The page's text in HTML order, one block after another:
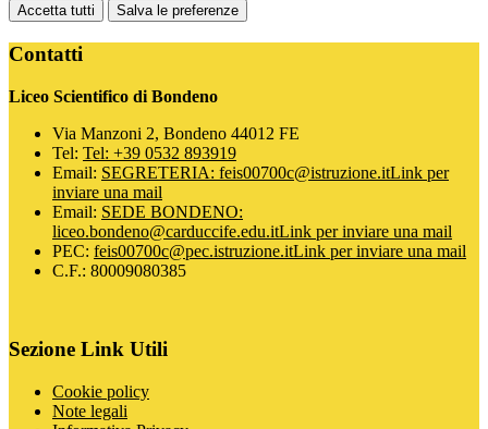
Accetta tutti Salva le preferenze
Contatti
Liceo Scientifico di Bondeno
Via Manzoni 2, Bondeno 44012 FE
Tel: Tel: +39 0532 893919
Email: SEGRETERIA: feis00700c@istruzione.itLink per
inviare una mail
Email: SEDE BONDENO:
liceo.bondeno@carduccife.edu.itLink per inviare una mail
PEC: feis00700c@pec.istruzione.itLink per inviare una mail
C.F.: 80009080385
Sezione Link Utili
Cookie policy
Note legali